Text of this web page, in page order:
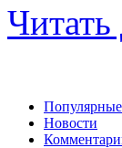
Читать
Популярные
Новости